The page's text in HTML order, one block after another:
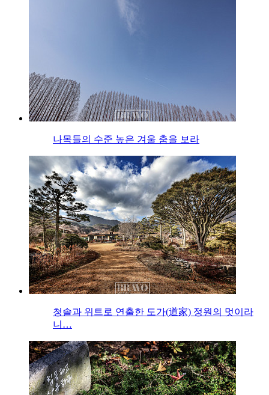
나목들의 수준 높은 겨울 춤을 보라
청솔과 위트로 연출한 도가(道家) 정원의 멋이라
니…